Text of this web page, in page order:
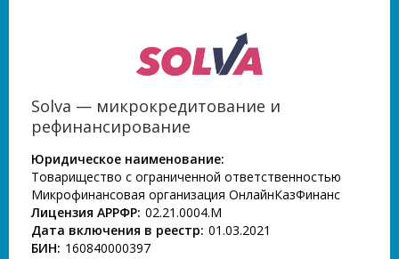
Solva — микрокредитование и
рефинансирование
Юридическое наименование:
Товарищество с ограниченной ответственностью
Микрофинансовая организация ОнлайнКазФинанс
Лицензия АРРФР: 02.21.0004.М
Дата включения в реестр: 01.03.2021
БИН: 160840000397